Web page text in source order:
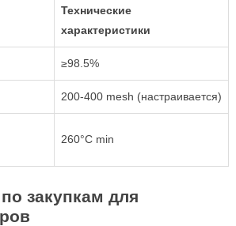
Технические
характеристики
≥98.5%
200-400 mesh (настраивается)
260°C min
закупкам для